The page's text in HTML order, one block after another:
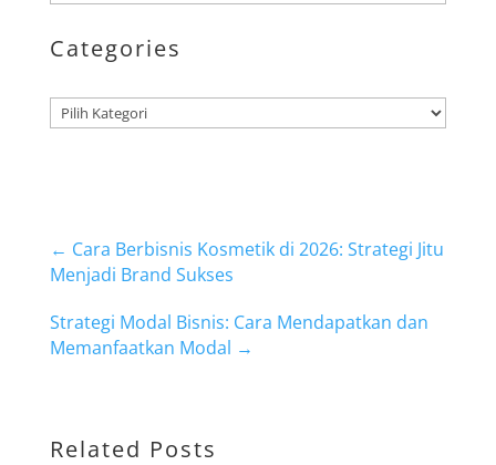
Categories
Kategori
← Cara Berbisnis Kosmetik di 2026: Strategi Jitu
Menjadi Brand Sukses
Strategi Modal Bisnis: Cara Mendapatkan dan
Memanfaatkan Modal →
Related Posts